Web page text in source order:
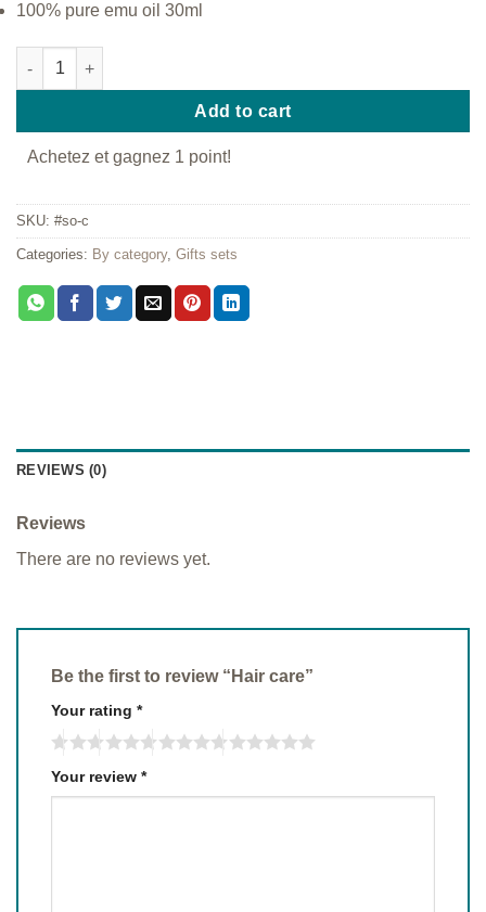
100% pure emu oil 30ml
Hair care quantity
Add to cart
Achetez et gagnez 1 point!
SKU: #so-c
Categories: By category, Gifts sets
REVIEWS (0)
Reviews
There are no reviews yet.
Be the first to review “Hair care”
Your rating *
Your review *